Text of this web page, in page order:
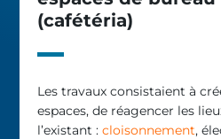
(cafétéria)
Les travaux consistaient à
espaces, de réagencer les
l’existant :cloisonnement,